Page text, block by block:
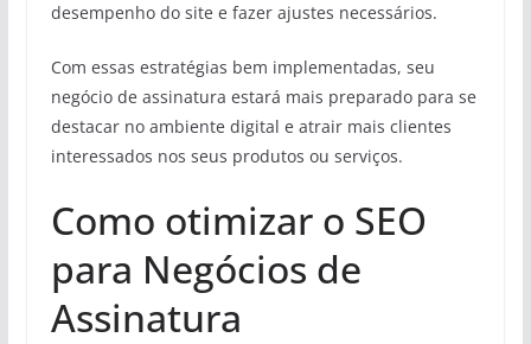
desempenho do site e fazer ajustes necessários.
Com essas estratégias bem implementadas, seu
negócio de assinatura estará mais preparado para se
destacar no ambiente digital e atrair mais clientes
interessados nos seus produtos ou serviços.
Como otimizar o SEO
para Negócios de
Assinatura